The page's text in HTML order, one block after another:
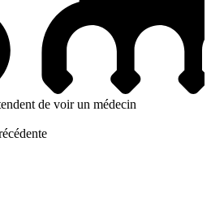
de voir un médecin